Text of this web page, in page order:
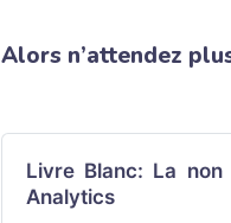
Alors n’attendez
Livre Blanc: La
Analytics